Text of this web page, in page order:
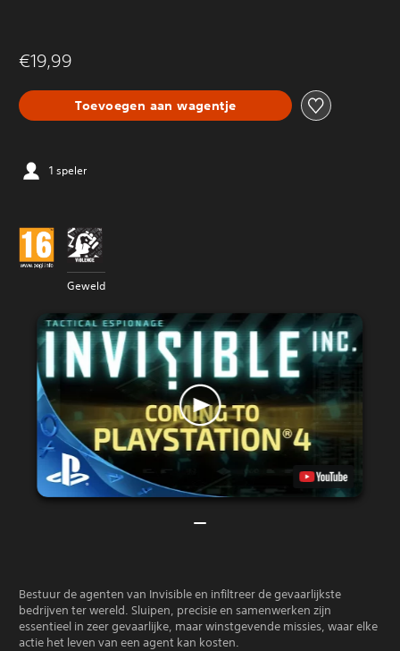
€19,99
Toevoegen aan wagentje
1 speler
Geweld
Bestuur de agenten van Invisible en infiltreer de gevaarlijkste
bedrijven ter wereld. Sluipen, precisie en samenwerken zijn
essentieel in zeer gevaarlijke, maar winstgevende missies, waar elke
actie het leven van een agent kan kosten.